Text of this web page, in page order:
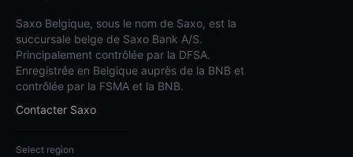
Saxo Belgique, sous le nom de Saxo, est la
succursale belge de Saxo Bank A/S.
Principalement contrôlée par la DFSA.
Enregistrée en Belgique auprès de la BNB et
contrôlée par la FSMA et la BNB.
Contacter Saxo
Select region